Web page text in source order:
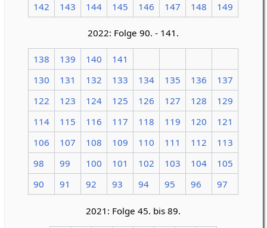
142
143 144 145 146 147 148 149
2022: Folge 90. - 141.
138 139 140
141
130
131 132 133 134 135 136
137
122
123 124 125 126 127 128
129
114
115 116 117 118 119 120
121
106
107 108 109 110 111 112
113
98
99 100 101 102 103 104
105
90
91 92 93 94 95 96 97
2021: Folge 45. bis 89.